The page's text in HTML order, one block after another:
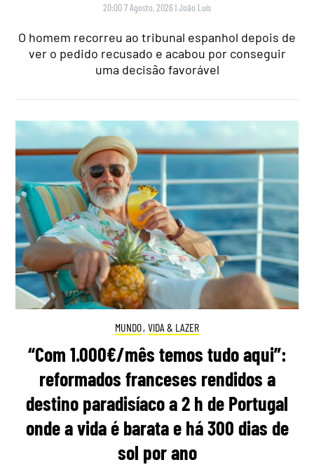
20:00 7 Agosto, 2026 |João Luís
O homem recorreu ao tribunal espanhol depois de
ver o pedido recusado e acabou por conseguir
uma decisão favorável
MUNDO, VIDA & LAZER
“Com 1.000€/mês temos tudo aqui”:
reformados franceses rendidos a
destino paradisíaco a 2 h de Portugal
onde a vida é barata e há 300 dias de
sol por ano